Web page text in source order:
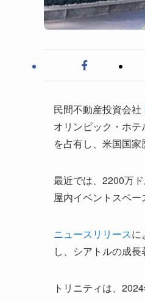
民間不動産投資会社
オリンピック・ホ
を占有し、米国国家
最近では、2200万
屋内イベントスペー
ニュースリリースに
し、シアトルの成
トリニティは、